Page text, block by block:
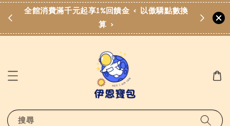
全館消費滿千元起享1%回饋金 < 以傲驕點數換
算 >
搜尋